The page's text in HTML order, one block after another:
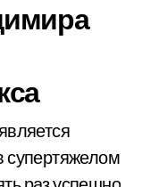
супертяжелом